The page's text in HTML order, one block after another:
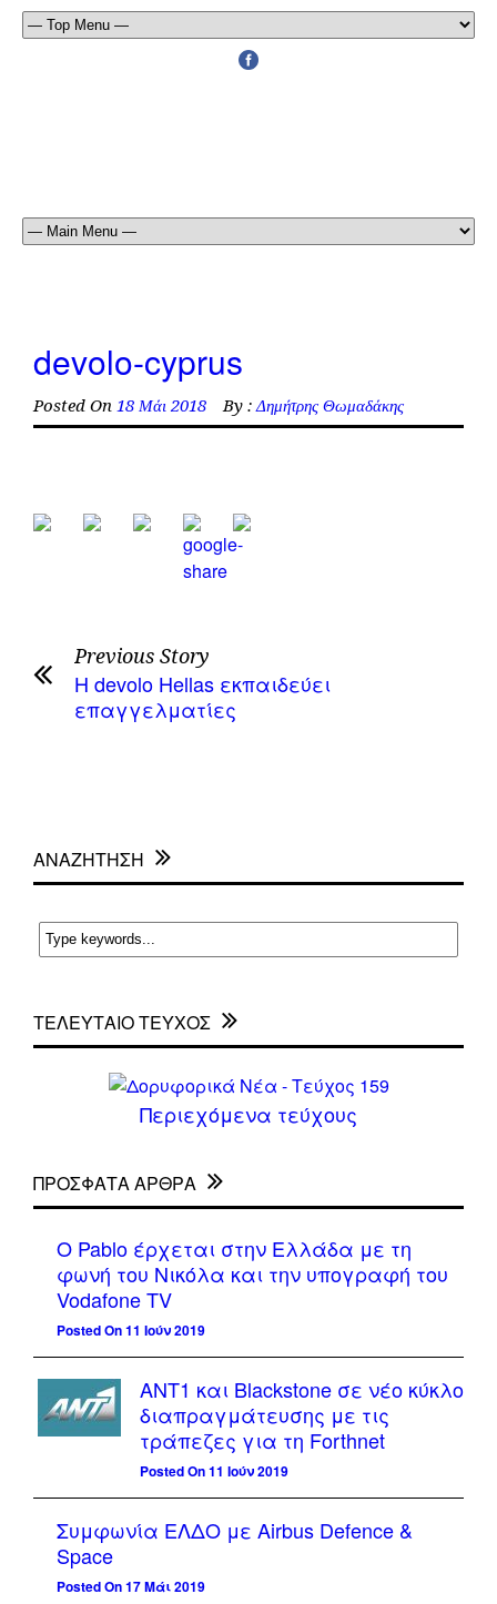
devolo-cyprus
Posted On 18 Μάι 2018 By : Δημήτρης Θωμαδάκης
Previous Story
Η devolo Hellas εκπαιδεύει
επαγγελματίες
ΑΝΑΖΗΤΗΣΗ
ΤΕΛΕΥΤΑΙΟ ΤΕΥΧΟΣ
Περιεχόμενα τεύχους
ΠΡΌΣΦΑΤΑ ΆΡΘΡΑ
Ο Pablo έρχεται στην Ελλάδα με τη
φωνή του Νικόλα και την υπογραφή του
Vodafone TV
Posted On 11 Ιούν 2019
ΑΝΤ1 και Blackstone σε νέο κύκλο
διαπραγμάτευσης με τις
τράπεζες για τη Forthnet
Posted On 11 Ιούν 2019
Συμφωνία ΕΛΔΟ με Airbus Defence &
Space
Posted On 17 Μάι 2019